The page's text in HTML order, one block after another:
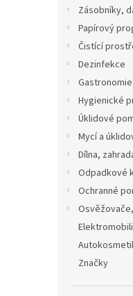
Zásobníky,
Papírový
Čistící
Dezinfekce
Gastronomie
Hygienické
Úklidové
Mycí a
Dílna,
Odpadkové
Ochranné
Značky